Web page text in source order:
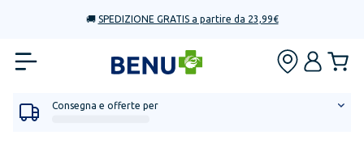
🚚 SPEDIZIONE GRATIS a partire da 23,99€
Consegna e offerte per